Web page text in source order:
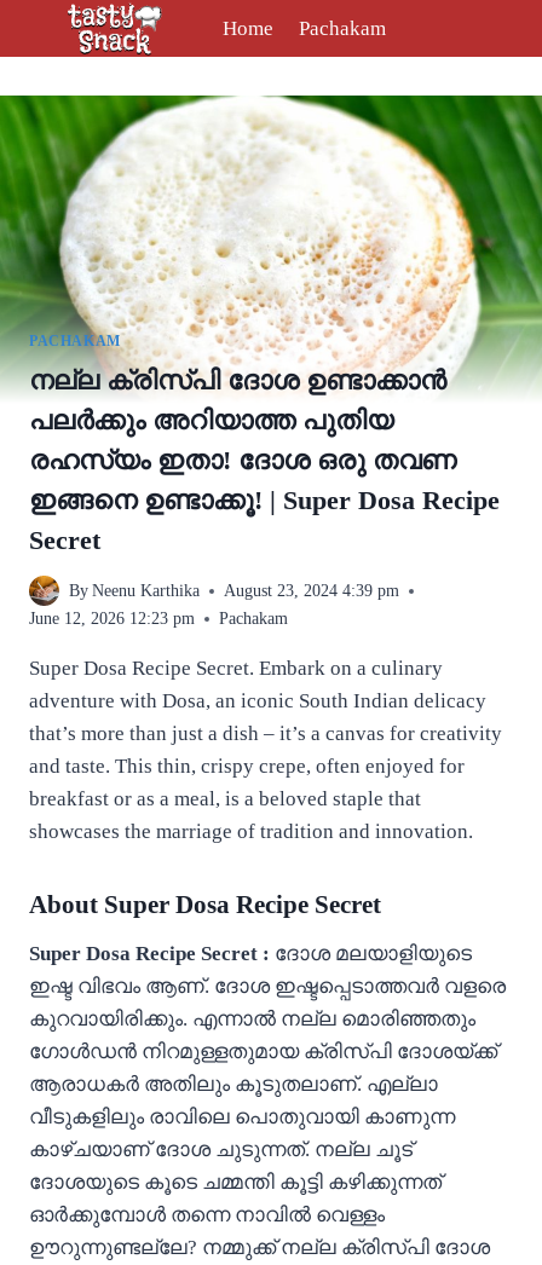
Home Pachakam
PACHAKAM
നല്ല ക്രിസ്‌പി ദോശ ഉണ്ടാക്കാൻ
പലർക്കും അറിയാത്ത പുതിയ
രഹസ്യം ഇതാ! ദോശ ഒരു തവണ
ഇങ്ങനെ ഉണ്ടാക്കൂ! | Super Dosa Recipe
Secret
By Neenu Karthika
August 23, 2024 4:39 pm
June 12, 2026 12:23 pm
Pachakam
Super Dosa Recipe Secret. Embark on a culinary
adventure with Dosa, an iconic South Indian delicacy
that’s more than just a dish – it’s a canvas for creativity
and taste. This thin, crispy crepe, often enjoyed for
breakfast or as a meal, is a beloved staple that
showcases the marriage of tradition and innovation.
About Super Dosa Recipe Secret
Super Dosa Recipe Secret : ദോശ മലയാളിയുടെ
ഇഷ്ട വിഭവം ആണ്. ദോശ ഇഷ്ടപ്പെടാത്തവർ വളരെ
കുറവായിരിക്കും. എന്നാൽ നല്ല മൊരിഞ്ഞതും
ഗോൾഡൻ നിറമുള്ളതുമായ ക്രിസ്‌പി ദോശയ്ക്ക്
ആരാധകർ അതിലും കൂടുതലാണ്. എല്ലാ
വീടുകളിലും രാവിലെ പൊതുവായി കാണുന്ന
കാഴ്ചയാണ് ദോശ ചുടുന്നത്. നല്ല ചൂട്
ദോശയുടെ കൂടെ ചമ്മന്തി കൂട്ടി കഴിക്കുന്നത്
ഓർക്കുമ്പോൾ തന്നെ നാവിൽ വെള്ളം
ഊറുന്നുണ്ടല്ലേ? നമ്മുക്ക് നല്ല ക്രിസ്പി ദോശ